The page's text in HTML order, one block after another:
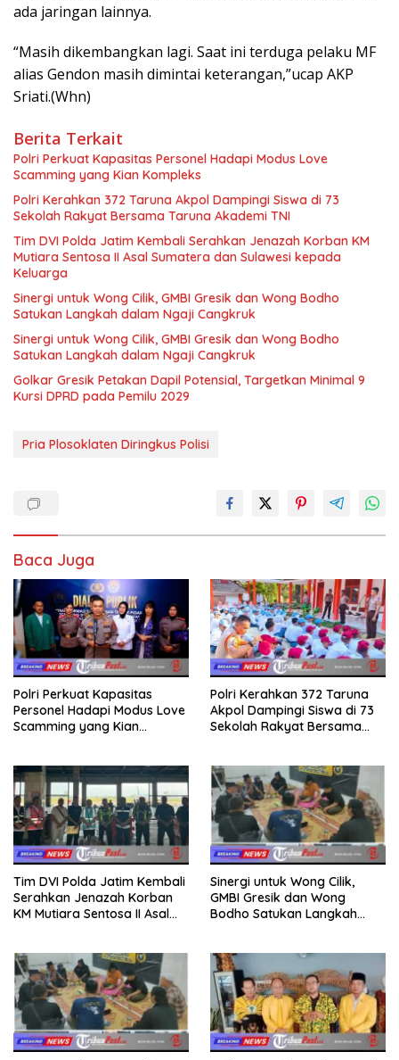
ada jaringan lainnya.
“Masih dikembangkan lagi. Saat ini terduga pelaku MF
alias Gendon masih dimintai keterangan,”ucap AKP
Sriati.(Whn)
Berita Terkait
Polri Perkuat Kapasitas Personel Hadapi Modus Love
Scamming yang Kian Kompleks
Polri Kerahkan 372 Taruna Akpol Dampingi Siswa di 73
Sekolah Rakyat Bersama Taruna Akademi TNI
Tim DVI Polda Jatim Kembali Serahkan Jenazah Korban KM
Mutiara Sentosa II Asal Sumatera dan Sulawesi kepada
Keluarga
Sinergi untuk Wong Cilik, GMBI Gresik dan Wong Bodho
Satukan Langkah dalam Ngaji Cangkruk
Sinergi untuk Wong Cilik, GMBI Gresik dan Wong Bodho
Satukan Langkah dalam Ngaji Cangkruk
Golkar Gresik Petakan Dapil Potensial, Targetkan Minimal 9
Kursi DPRD pada Pemilu 2029
Pria Plosoklaten Diringkus Polisi
Baca Juga
Polri Perkuat Kapasitas
Personel Hadapi Modus Love
Scamming yang Kian
Polri Kerahkan 372 Taruna
Akpol Dampingi Siswa di 73
Sekolah Rakyat Bersama
Tim DVI Polda Jatim Kembali
Serahkan Jenazah Korban
KM Mutiara Sentosa II Asal
Sinergi untuk Wong Cilik,
GMBI Gresik dan Wong
Bodho Satukan Langkah